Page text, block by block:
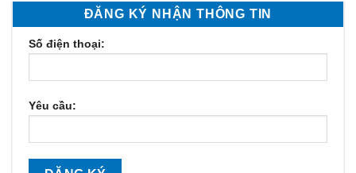
ĐĂNG KÝ NHẬN THÔNG TIN
Số điện thoại:
Yêu cầu: